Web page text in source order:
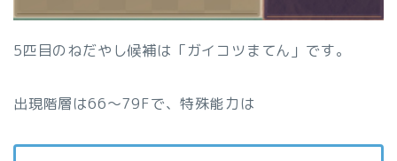
5匹目のねだやし候補は「ガイコツまてん」です。
出現階層は66〜79Fで、特殊能力は